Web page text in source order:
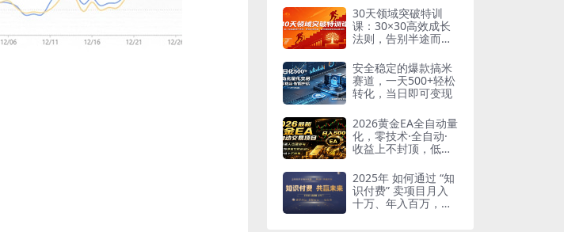
30天领域突破特训
课：30×30高效成长
法则，告别半途而
深耕见效
安全稳定的爆款搞米
赛道，一天500+轻松
转化，当日即可变现
2026黄金EA全自动量
化，零技术·全自动·
收益上不封顶，低门
2025年 如何通过 “知
识付费” 卖项目月入
十万、年入百万，布